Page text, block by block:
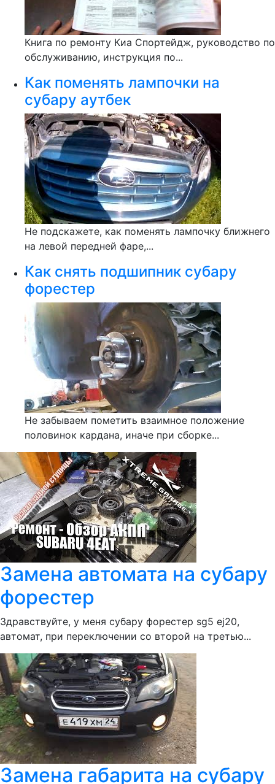
Книга по ремонту Киа Спортейдж, руководство по
обслуживанию, инструкция по...
Как поменять лампочки на
субару аутбек
Не подскажете, как поменять лампочку ближнего
на левой передней фаре,...
Как снять подшипник субару
форестер
Не забываем пометить взаимное положение
половинок кардана, иначе при сборке...
Замена автомата на субару
форестер
Здравствуйте, у меня субару форестер sg5 ej20,
автомат, при переключении со второй на третью...
Замена габарита на субару